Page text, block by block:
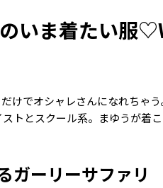
いま着たい服
けでオシャレさんになれちゃ
トとスクール系。まゆうが着
ガーリーサファリ